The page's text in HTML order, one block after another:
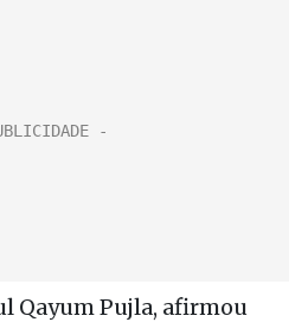
Qayum Pujla, afirmou